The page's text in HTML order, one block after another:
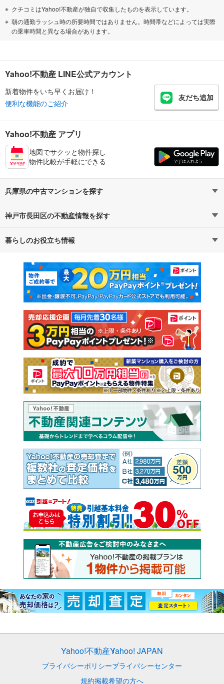
クチコミはYahoo!不動産が独自で収集したものを表示しています。
朝の通勤ラッシュ時の所要時間ではありません。時間帯などによっては実際
の乗車時間と異なる場合があります。
Yahoo!不動産 LINE公式アカウント
新着物件をいち早くお届け！
便利な機能のご紹介
友だち追加
Yahoo!不動産 アプリ
地図でサクッと物件探し
物件比較が手軽にできる
兵庫県の中古マンションを探す
路線・駅から探す
通勤・通学時間から探す
神戸市長田区の不動産情報を探す
不動産・住宅
新築マンション 中古マンション
新築一戸建て 中古一戸建て
注文住宅 土地
売却査定
暮らしのお役立ち情報
マンションカタログ 教えて！住まいの先生
Yahoo!不動産Yahoo! JAPAN
プライバシーポリシープライバシーセンター
規約掲載希望の方へ